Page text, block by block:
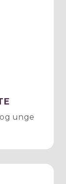
unge